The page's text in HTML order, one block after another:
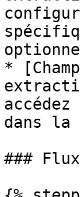
*
accédez
dans la
###